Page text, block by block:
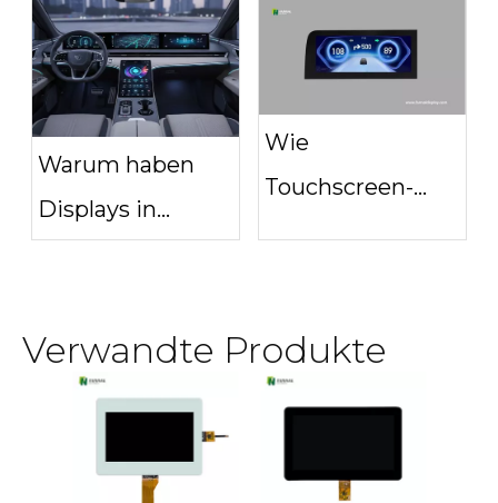
Displays in realen
Fitnessumgebungen
und Automobil-
Warum haben
Displays in
Temperatur von
85 °C?
Wie
Touchscreen-
definieren
Verwandte Produkte